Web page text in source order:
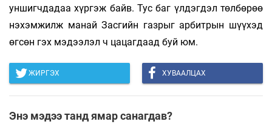
уншигчдадаа хүргэж байв. Тус баг үлдэгдэл төлбөрөө
нэхэмжилж манай Засгийн газрыг арбитрын шүүхэд
өгсөн гэх мэдээлэл ч цацагдаад буй юм.
ЖИРГЭХ ХУВААЛЦАХ
Энэ мэдээ танд ямар санагдав?